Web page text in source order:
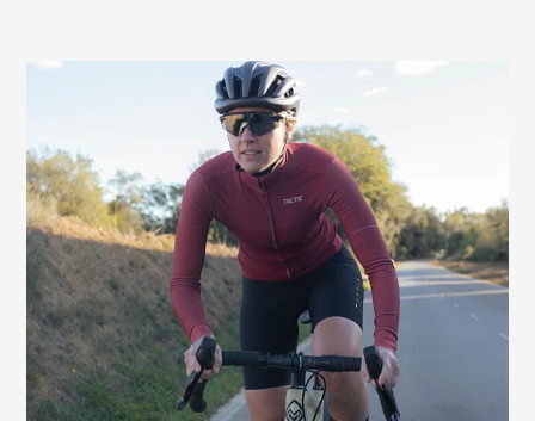
Optimal auch für alle E-Racerinnen
Du bist sehr sportlich unterwegs, lässt dich
aber auch gern vom Motor unterstützen?
Kein Problem, der Butterfly Arteria Gel Max
Women bietet dir für die E-Versionen von
Rennrad, Gravelbike und MTB ebenfalls
Top-Komfort. Mit E-Bikes werden die
Touren schon mal länger – und genau
dafür haben wir diesen Sattel entwickelt!